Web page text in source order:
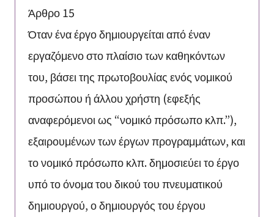
Άρθρο 15
Όταν ένα έργο δημιουργείται από έναν
εργαζόμενο στο πλαίσιο των καθηκόντων
του, βάσει της πρωτοβουλίας ενός νομικού
προσώπου ή άλλου χρήστη (εφεξής
αναφερόμενοι ως “νομικό πρόσωπο κλπ.”),
εξαιρουμένων των έργων προγραμμάτων, και
το νομικό πρόσωπο κλπ. δημοσιεύει το έργο
υπό το όνομα του δικού του πνευματικού
δημιουργού, ο δημιουργός του έργου